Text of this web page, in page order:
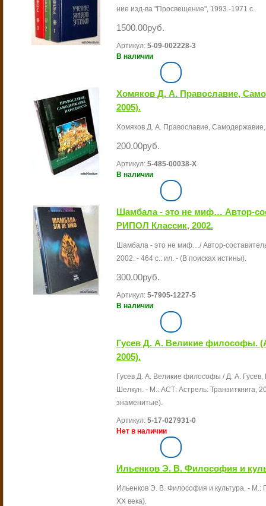
ние изд-ва "Просвещение", 1993.-1971 с.
1500.00руб.
Артикул: 5-09-002228-3
В наличии
Хомяков Д. А. Православие,
2005).
Хомяков Д. А. Православие,
200.00руб.
Артикул: 5-485-00038-Х
В наличии
Шамбала - это не миф… Автор-
РИПОЛ Классик, 2002.
Шамбала - это не миф…/ Автор-
2002. - 464 с.: ил. - (В поисках истины).
300.00руб.
Артикул: 5-7905-1227-5
В наличии
Гусев Д. А. Великие философы.
2005).
Гусев Д. А. Великие философы / Д. А.
Шелкун. - М.: АСТ: Астрель: Транзиткнига,
знаменитые).
Артикул: 5-17-027931-0
Нет в наличии
Ильенков Э. В. Философия и
Ильенков Э. В. Философия и культура. -
XX века).